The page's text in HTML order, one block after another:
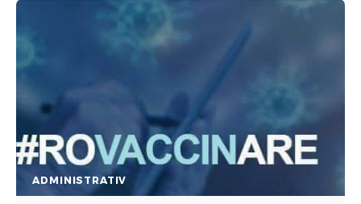
ADMINISTRATIV